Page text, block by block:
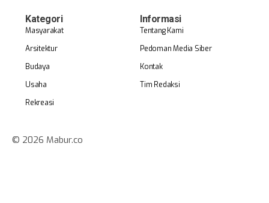
Kategori
Masyarakat
Arsitektur
Budaya
Usaha
Rekreasi
Informasi
Tentang Kami
Pedoman Media Siber
Kontak
Tim Redaksi
© 2026 Mabur.co